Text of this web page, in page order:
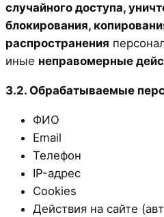
случайного доступа,
блокирования,
распространения
иные неправомерные
3.2. Обрабатываемые
ФИО
Email
Телефон
IP-адрес
Cookies
Действия на сайте